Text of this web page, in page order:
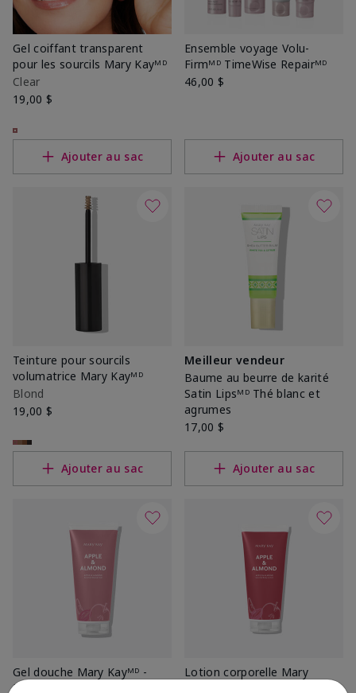
Gel coiffant transparent
pour les sourcils Mary Kayᴹᴰ
Clear
19,00 $
Ajouter au sac
Ensemble voyage Volu-
Firmᴹᴰ TimeWise Repairᴹᴰ
46,00 $
Ajouter au sac
Teinture pour sourcils
volumatrice Mary Kayᴹᴰ
Blond
19,00 $
Ajouter au sac
Meilleur vendeur
Baume au beurre de karité
Satin Lipsᴹᴰ Thé blanc et
agrumes
17,00 $
Ajouter au sac
Gel douche Mary Kayᴹᴰ -
Pomme et amande
Lotion corporelle Mary